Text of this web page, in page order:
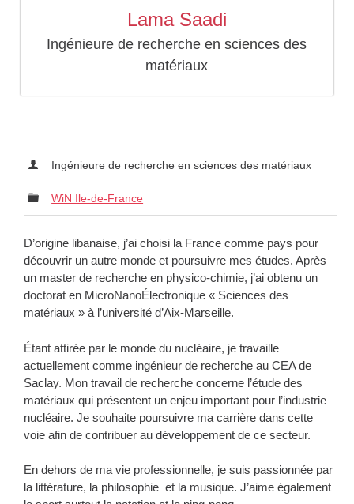
Lama Saadi
Ingénieure de recherche en sciences des
matériaux
Ingénieure de recherche en sciences des matériaux
WiN Ile-de-France
D’origine libanaise, j’ai choisi la France comme pays pour
découvrir un autre monde et poursuivre mes études. Après
un master de recherche en physico-chimie, j’ai obtenu un
doctorat en MicroNanoÉlectronique « Sciences des
matériaux » à l’université d’Aix-Marseille.
Étant attirée par le monde du nucléaire, je travaille
actuellement comme ingénieur de recherche au CEA de
Saclay. Mon travail de recherche concerne l’étude des
matériaux qui présentent un enjeu important pour l’industrie
nucléaire. Je souhaite poursuivre ma carrière dans cette
voie afin de contribuer au développement de ce secteur.
En dehors de ma vie professionnelle, je suis passionnée par
la littérature, la philosophie et la musique. J’aime également